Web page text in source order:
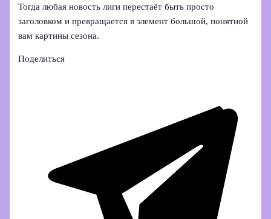
Тогда любая новость лиги перестаёт быть просто
заголовком и превращается в элемент большой, понятной
вам картины сезона.
Поделиться